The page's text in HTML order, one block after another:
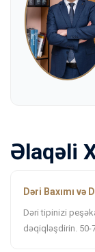
Əlaqəli
Dəri Baxımı və
Dəri tipinizi
dəqiqləşdirin. 50-